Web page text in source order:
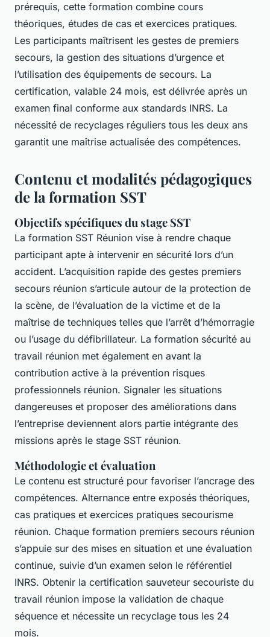
prérequis, cette formation combine cours
théoriques, études de cas et exercices pratiques.
Les participants maîtrisent les gestes de premiers
secours, la gestion des situations d’urgence et
l’utilisation des équipements de secours. La
certification, valable 24 mois, est délivrée après un
examen final conforme aux standards INRS. La
nécessité de recyclages réguliers tous les deux ans
garantit une maîtrise actualisée des compétences.
Contenu et modalités pédagogiques
de la formation SST
Objectifs spécifiques du stage SST
La formation SST Réunion vise à rendre chaque
participant apte à intervenir en sécurité lors d’un
accident. L’acquisition rapide des gestes premiers
secours réunion s’articule autour de la protection de
la scène, de l’évaluation de la victime et de la
maîtrise de techniques telles que l’arrêt d’hémorragie
ou l’usage du défibrillateur. La formation sécurité au
travail réunion met également en avant la
contribution active à la prévention risques
professionnels réunion. Signaler les situations
dangereuses et proposer des améliorations dans
l’entreprise deviennent alors partie intégrante des
missions après le stage SST réunion.
Méthodologie et évaluation
Le contenu est structuré pour favoriser l’ancrage des
compétences. Alternance entre exposés théoriques,
cas pratiques et exercices pratiques secourisme
réunion. Chaque formation premiers secours réunion
s’appuie sur des mises en situation et une évaluation
continue, suivie d’un examen selon le référentiel
INRS. Obtenir la certification sauveteur secouriste du
travail réunion impose la validation de chaque
séquence et nécessite un recyclage tous les 24
mois.